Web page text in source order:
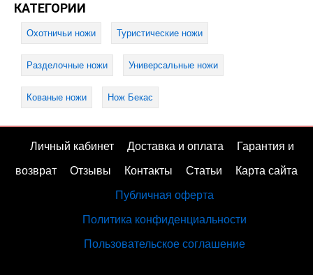
КАТЕГОРИИ
Охотничьи ножи Туристические ножи
Разделочные ножи Универсальные ножи
Кованые ножи Нож Бекас
Личный кабинет Доставка и оплата Гарантия и
возврат Отзывы Контакты Статьи Карта сайта
Публичная оферта
Политика конфиденциальности
Пользовательское соглашение